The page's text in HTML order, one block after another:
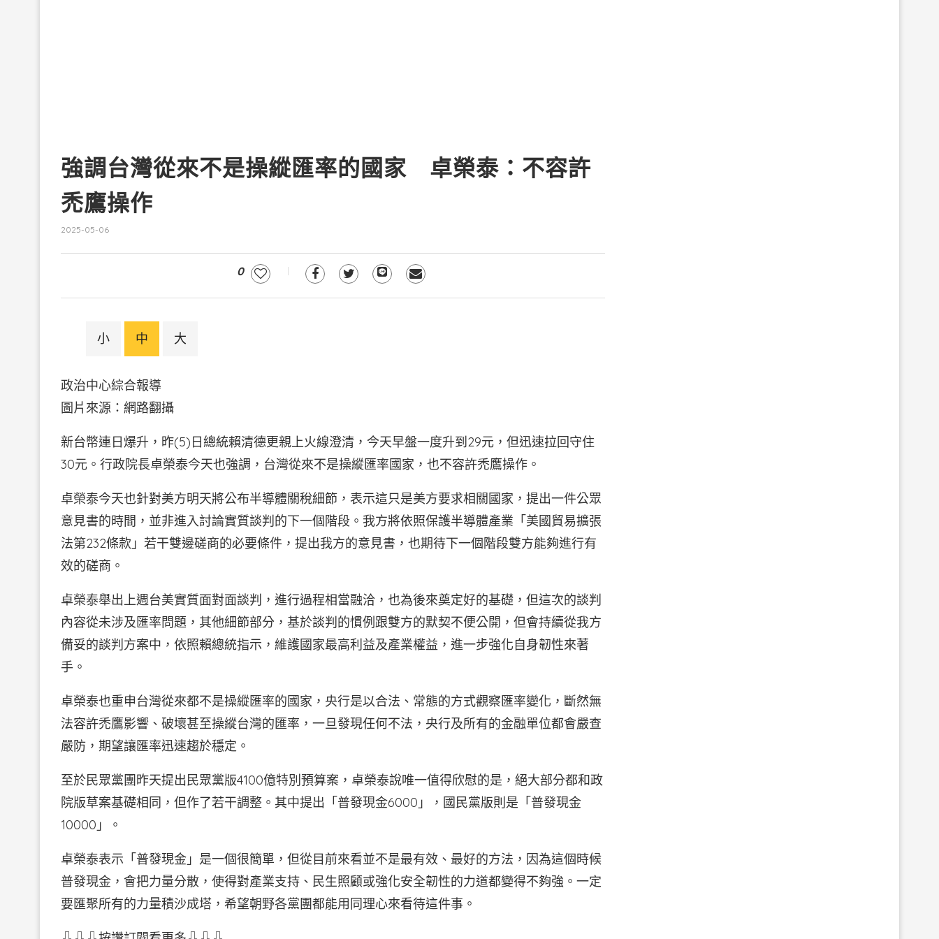
強調台灣從來不是操縱匯率的國家 卓榮泰：不容許
禿鷹操作
2025-05-06
0
小 中 大
政治中心綜合報導
圖片來源：網路翻攝
新台幣連日爆升，昨(5)日總統賴清德更親上火線澄清，今天早盤一度升到29元，但迅速拉回守住
30元。行政院長卓榮泰今天也強調，台灣從來不是操縱匯率國家，也不容許禿鷹操作。
卓榮泰今天也針對美方明天將公布半導體關稅細節，表示這只是美方要求相關國家，提出一件公眾
意見書的時間，並非進入討論實質談判的下一個階段。我方將依照保護半導體產業「美國貿易擴張
法第232條款」若干雙邊磋商的必要條件，提出我方的意見書，也期待下一個階段雙方能夠進行有
效的磋商。
卓榮泰舉出上週台美實質面對面談判，進行過程相當融洽，也為後來奠定好的基礎，但這次的談判
內容從未涉及匯率問題，其他細節部分，基於談判的慣例跟雙方的默契不便公開，但會持續從我方
備妥的談判方案中，依照賴總統指示，維護國家最高利益及產業權益，進一步強化自身韌性來著
手。
卓榮泰也重申台灣從來都不是操縱匯率的國家，央行是以合法、常態的方式觀察匯率變化，斷然無
法容許禿鷹影響、破壞甚至操縱台灣的匯率，一旦發現任何不法，央行及所有的金融單位都會嚴查
嚴防，期望讓匯率迅速趨於穩定。
至於民眾黨團昨天提出民眾黨版4100億特別預算案，卓榮泰說唯一值得欣慰的是，絕大部分都和政
院版草案基礎相同，但作了若干調整。其中提出「普發現金6000」，國民黨版則是「普發現金
10000」。
卓榮泰表示「普發現金」是一個很簡單，但從目前來看並不是最有效、最好的方法，因為這個時候
普發現金，會把力量分散，使得對產業支持、民生照顧或強化安全韌性的力道都變得不夠強。一定
要匯聚所有的力量積沙成塔，希望朝野各黨團都能用同理心來看待這件事。